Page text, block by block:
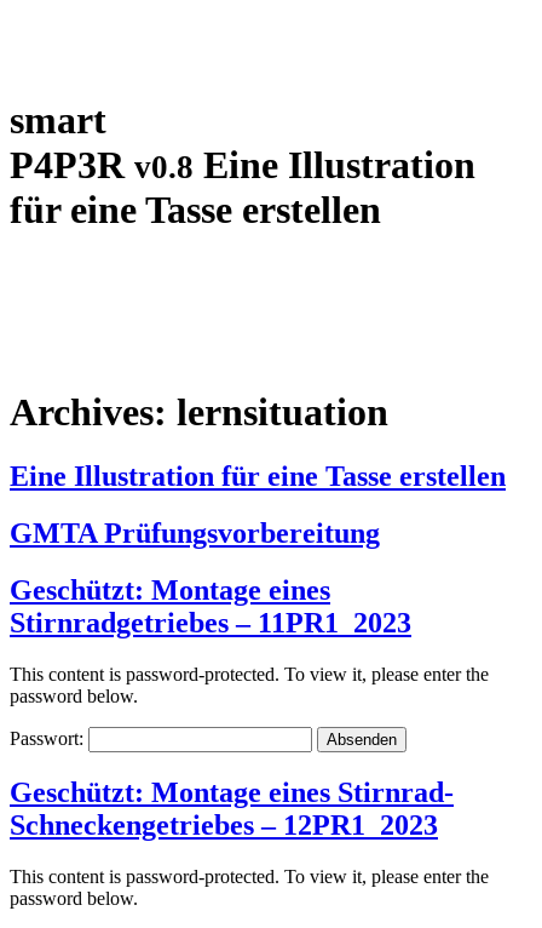
smart
P4P3R v0.8 Eine Illustration
für eine Tasse erstellen
Archives: lernsituation
Eine Illustration für eine Tasse erstellen
GMTA Prüfungsvorbereitung
Geschützt: Montage eines
Stirnradgetriebes – 11PR1_2023
This content is password-protected. To view it, please enter the
password below.
Passwort:
Geschützt: Montage eines Stirnrad-
Schneckengetriebes – 12PR1_2023
This content is password-protected. To view it, please enter the
password below.